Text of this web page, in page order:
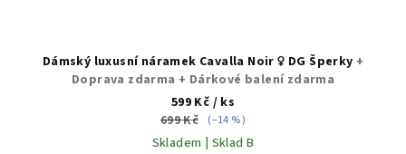
Dámský luxusní náramek Cavalla Noir ♀️ DG Šperky +
Doprava zdarma + Dárkové balení zdarma
599 Kč / ks
699 Kč (–14 %)
Skladem | Sklad B